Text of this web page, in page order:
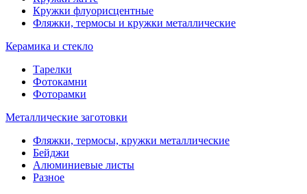
Кружки флуорисцентные
Фляжки, термосы и кружки металлические
Керамика и стекло
Тарелки
Фотокамни
Фоторамки
Металлические заготовки
Фляжки, термосы, кружки металлические
Бейджи
Алюминиевые листы
Разное